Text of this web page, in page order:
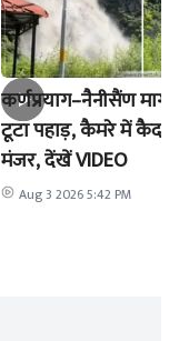
कर्णप्रयाग–नैनीसैंण
टूटा पहाड़, कैमरे में कैद
मंजर, देंखें VIDEO
Aug 3 2026 5:42 PM